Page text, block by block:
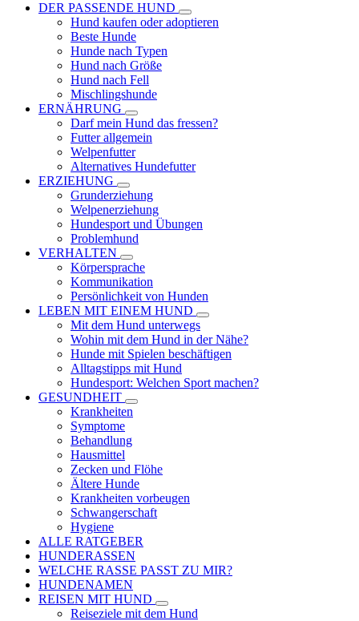
DER PASSENDE HUND
Hund kaufen oder adoptieren
Beste Hunde
Hunde nach Typen
Hund nach Größe
Hund nach Fell
Mischlingshunde
ERNÄHRUNG
Darf mein Hund das fressen?
Futter allgemein
Welpenfutter
Alternatives Hundefutter
ERZIEHUNG
Grunderziehung
Welpenerziehung
Hundesport und Übungen
Problemhund
VERHALTEN
Körpersprache
Kommunikation
Persönlichkeit von Hunden
LEBEN MIT EINEM HUND
Mit dem Hund unterwegs
Wohin mit dem Hund in der Nähe?
Hunde mit Spielen beschäftigen
Alltagstipps mit Hund
Hundesport: Welchen Sport machen?
GESUNDHEIT
Krankheiten
Symptome
Behandlung
Hausmittel
Zecken und Flöhe
Ältere Hunde
Krankheiten vorbeugen
Schwangerschaft
Hygiene
ALLE RATGEBER
HUNDERASSEN
WELCHE RASSE PASST ZU MIR?
HUNDENAMEN
REISEN MIT HUND
Reiseziele mit dem Hund